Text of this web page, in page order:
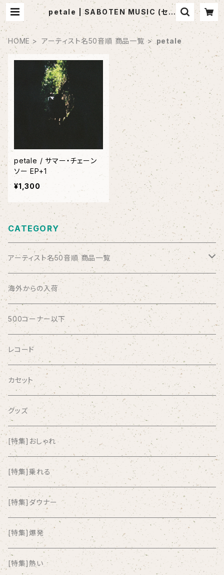
petale | SABOTEN MUSIC (セレ
クトCDショップ)
HOME アーティスト名50音順 商品一覧 petale
petale / サマー・チェーン
ソー EP+1
¥1,300
CATEGORY
アーティスト名50音順 商品一覧
ABSOLUTE LOSERS
AFRICA
AGU
AIRCRAFT
airlie
AKUTAGAWA FANCLUB
ALKASILKA
all about paradise
ALL ITEM 10 TIMES
Amia Calva
海外からの入荷
500コーナー以下
レコード
カセット
グッズ
[特集]おしゃれ
[特集]乗れる
[特集]ダウナー
[特集]爆発
[特集]熱い